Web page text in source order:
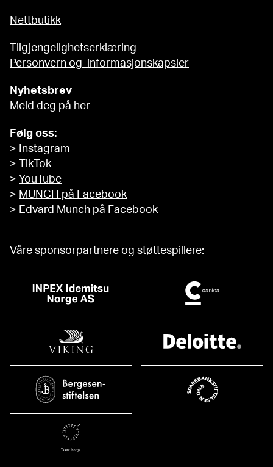
Nettbutikk
Tilgjengelighetserklæring
Personvern og informasjonskapsler
Nyhetsbrev
Meld deg på her
Følg oss:
>
Instagram
>
TikTok
> YouTube
> MUNCH på Facebook
> Edvard Munch på Facebook
Våre sponsorpartnere og støttespillere: